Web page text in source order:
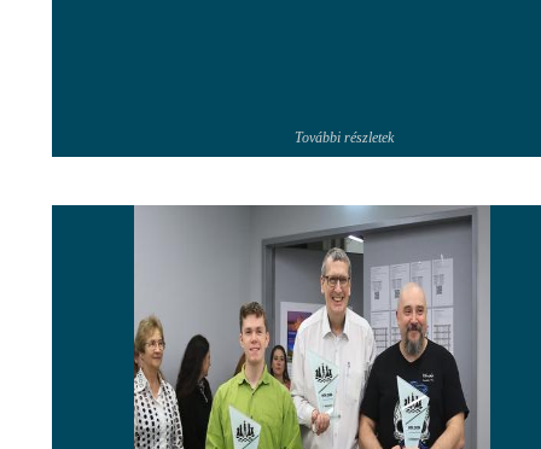
További részletek